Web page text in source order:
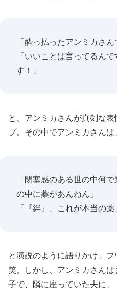
「酔っ払ったアンミカさん
「いいことは言ってるん
す！」
と、アンミカさんが真剣な
プ。その中でアンミカさんは、
「閉塞感のある世の中何
の中に薬があんねん」
「『絆』、これが本当の薬
と演説のように語りかけ、
笑。しかし、アンミカさん
子で、隣に座っていた夫に、